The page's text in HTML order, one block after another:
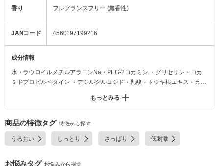
香り フレグランスフリー (無香性)
JANコード 4560197199216
成分情報
水・ラウロイルメチルアラニンNa・PEG-2コカミン ・グリセリン・コカ
ミドプロピルベタイン ・デシルグルコシド・乳酸・トウキ根エキス・カン
オタネニンジン根エキス・ブクリョウエキス・ワレモコウエキス・ボタン
エキス・キハダ樹皮エキス・塩化Na・クエン酸トリエチル・安息香酸・ソ
ルビン酸・ベンジルアルコール・BG
もっとみる
商品の特徴タグ 特徴から探す
うるおい しっとり さっぱり 低刺激
お悩みタグ お悩みから探す